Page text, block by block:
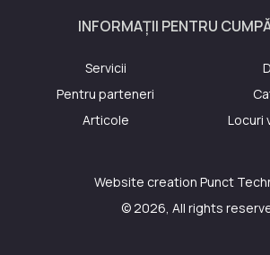
INFORMAȚII PENTRU
Servicii
Pentru parteneri
Articole
Locuri
Website creation Punct
© 2026, All rights